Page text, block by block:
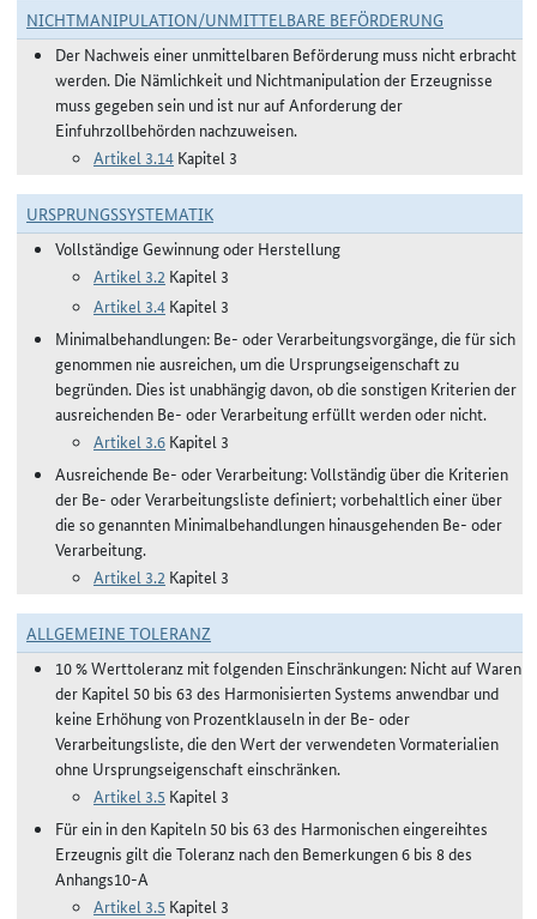
NICHTMANIPULATION/UNMITTELBARE BEFÖRDERUNG
Der Nachweis einer unmittelbaren Beförderung muss nicht erbracht
werden. Die Nämlichkeit und Nichtmanipulation der Erzeugnisse
muss gegeben sein und ist nur auf Anforderung der
Einfuhrzollbehörden nachzuweisen.
Artikel 3.14 Kapitel 3
URSPRUNGSSYSTEMATIK
Vollständige Gewinnung oder Herstellung
Artikel 3.2 Kapitel 3
Artikel 3.4 Kapitel 3
Minimalbehandlungen: Be- oder Verarbeitungsvorgänge, die für sich
genommen nie ausreichen, um die Ursprungseigenschaft zu
begründen. Dies ist unabhängig davon, ob die sonstigen Kriterien der
ausreichenden Be- oder Verarbeitung erfüllt werden oder nicht.
Artikel 3.6 Kapitel 3
Ausreichende Be- oder Verarbeitung: Vollständig über die Kriterien
der Be- oder Verarbeitungsliste definiert; vorbehaltlich einer über
die so genannten Minimalbehandlungen hinausgehenden Be- oder
Verarbeitung.
Artikel 3.2 Kapitel 3
ALLGEMEINE TOLERANZ
10 % Werttoleranz mit folgenden Einschränkungen: Nicht auf Waren
der Kapitel 50 bis 63 des Harmonisierten Systems anwendbar und
keine Erhöhung von Prozentklauseln in der Be- oder
Verarbeitungsliste, die den Wert der verwendeten Vormaterialien
ohne Ursprungseigenschaft einschränken.
Artikel 3.5 Kapitel 3
Für ein in den Kapiteln 50 bis 63 des Harmonischen eingereihtes
Erzeugnis gilt die Toleranz nach den Bemerkungen 6 bis 8 des
Anhangs10-A
Artikel 3.5 Kapitel 3